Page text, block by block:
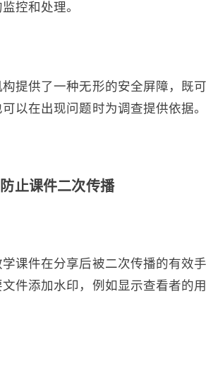
控和处理。
提供了一种无形的安全屏障，既
以在出现问题时为调查提供依据
止课件二次传播
课件在分享后被二次传播的有效
件添加水印，例如显示查看者的